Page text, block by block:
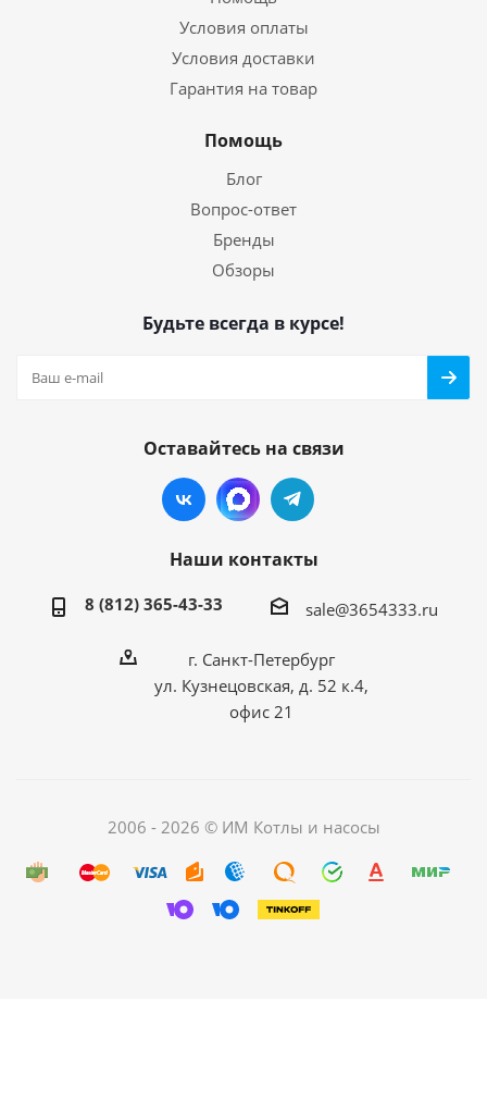
Условия оплаты
Условия доставки
Гарантия на товар
Помощь
Блог
Вопрос-ответ
Бренды
Обзоры
Будьте всегда в курсе!
Оставайтесь на связи
Наши контакты
8 (812) 365-43-33 sale@3654333.ru
г. Санкт-Петербург
ул. Кузнецовская, д. 52 к.4,
офис 21
2006 - 2026 © ИМ Котлы и насосы